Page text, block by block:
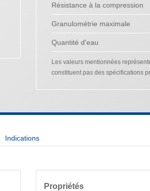
Résistance à la compression
Granulométrie maximale
Quantité d'eau
Les valeurs mentionnées
constituent pas des spécifications
Indications
Propriétés